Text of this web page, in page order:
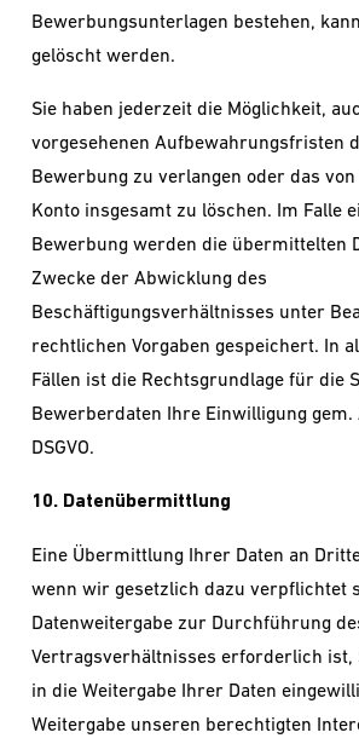
Bewerbungsunterlagen bestehen,
gelöscht werden.
Sie haben jederzeit die Möglichkeit,
vorgesehenen Aufbewahrungsfristen
Bewerbung zu verlangen oder das
Konto insgesamt zu löschen. Im Falle
Bewerbung werden die übermittelten
Zwecke der Abwicklung des
Beschäftigungsverhältnisses unter
rechtlichen Vorgaben gespeichert. In
Fällen ist die Rechtsgrundlage für die
Bewerberdaten Ihre Einwilligung gem.
DSGVO.
10. Datenübermittlung
Eine Übermittlung Ihrer Daten an
wenn wir gesetzlich dazu verpflichtet
Datenweitergabe zur Durchführung
Vertragsverhältnisses erforderlich ist,
in die Weitergabe Ihrer Daten
Weitergabe unseren berechtigten